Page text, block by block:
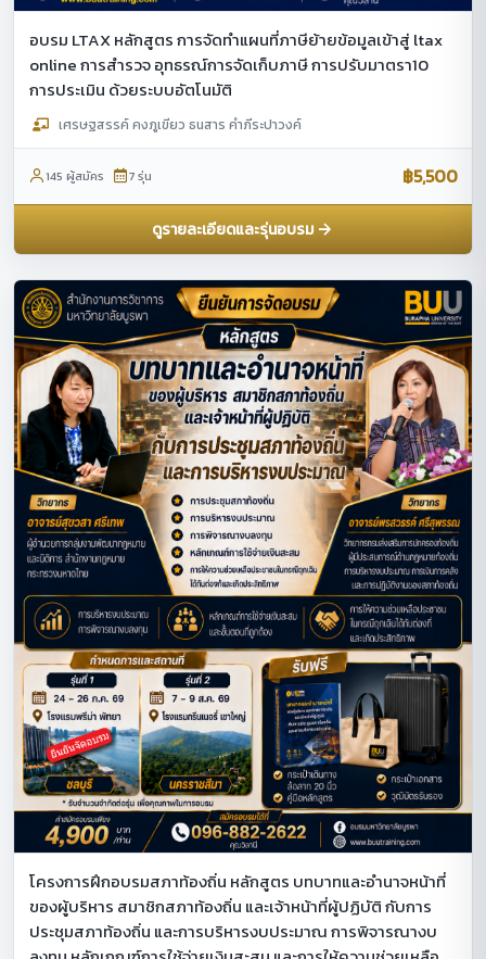
อบรม LTAX หลักสูตร การจัดทำแผนที่ภาษีย้ายข้อมูลเข้าสู่ ltax
online การสำรวจ อุทธรณ์การจัดเก็บภาษี การปรับมาตรา10
การประเมิน ด้วยระบบอัตโนมัติ
เศรษฐสรรค์ คงภูเขียว ธนสาร คำภีระปาวงค์
145 ผู้สมัคร 7 รุ่น ฿5,500
ดูรายละเอียดและรุ่นอบรม
โครงการฝึกอบรมสภาท้องถิ่น หลักสูตร บทบาทและอำนาจหน้าที่
ของผู้บริหาร สมาชิกสภาท้องถิ่น และเจ้าหน้าที่ผู้ปฏิบัติ กับการ
ประชุมสภาท้องถิ่น และการบริหารงบประมาณ การพิจารณางบ